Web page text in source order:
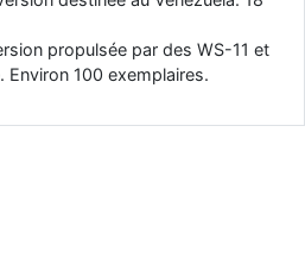
propulsée par des WS-11 et
Environ 100 exemplaires.